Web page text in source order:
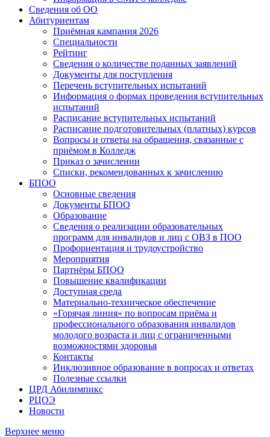
Сведения об ОО
Абитуриентам
Приёмная кампания 2026
Специальности
Рейтинг
Сведения о количестве поданных заявлений
Документы для поступления
Перечень вступительных испытаний
Информация о формах проведения вступительных
испытаний
Расписание вступительных испытаний
Расписание подготовительных (платных) курсов
Вопросы и ответы на обращения, связанные с
приёмом в Колледж
Приказ о зачислении
Списки, рекомендованных к зачислению
БПОО
Основные сведения
Документы БПОО
Образование
Сведения о реализации образовательных
программ для инвалидов и лиц с ОВЗ в ПОО
Профориентация и трудоустройство
Мероприятия
Партнёры БПОО
Повышение квалификации
Доступная среда
Материально-техническое обеспечение
«Горячая линия» по вопросам приёма и
профессионального образования инвалидов
молодого возраста и лиц с ограниченными
возможностями здоровья
Контакты
Инклюзивное образование в вопросах и ответах
Полезные ссылки
ЦРД Абилимпикс
РЦОЭ
Новости
Верхнее меню